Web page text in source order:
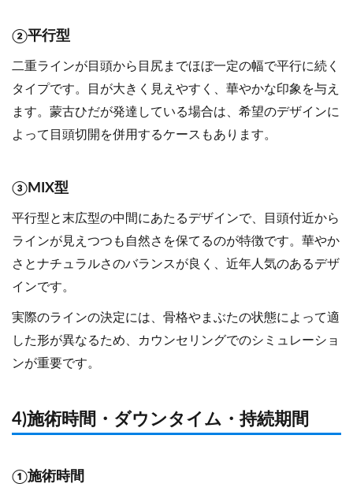
②平行型
二重ラインが目頭から目尻までほぼ一定の幅で平行に続く
タイプです。目が大きく見えやすく、華やかな印象を与え
ます。蒙古ひだが発達している場合は、希望のデザインに
よって目頭切開を併用するケースもあります。
③MIX型
平行型と末広型の中間にあたるデザインで、目頭付近から
ラインが見えつつも自然さを保てるのが特徴です。華やか
さとナチュラルさのバランスが良く、近年人気のあるデザ
インです。
実際のラインの決定には、骨格やまぶたの状態によって適
した形が異なるため、カウンセリングでのシミュレーショ
ンが重要です。
4)施術時間・ダウンタイム・持続期間
①施術時間